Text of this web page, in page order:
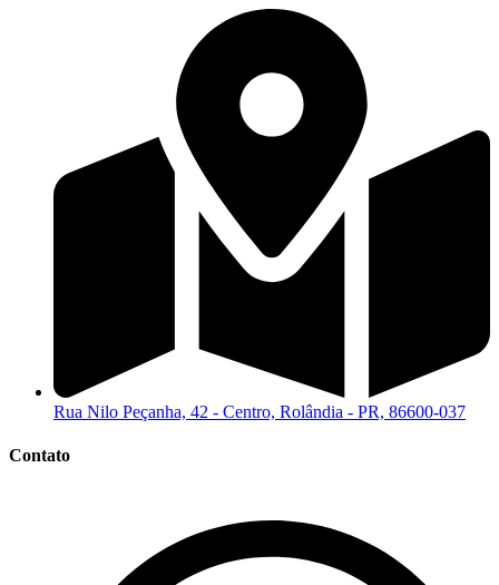
Rua Nilo Peçanha, 42 - Centro, Rolândia - PR, 86600-037
Contato